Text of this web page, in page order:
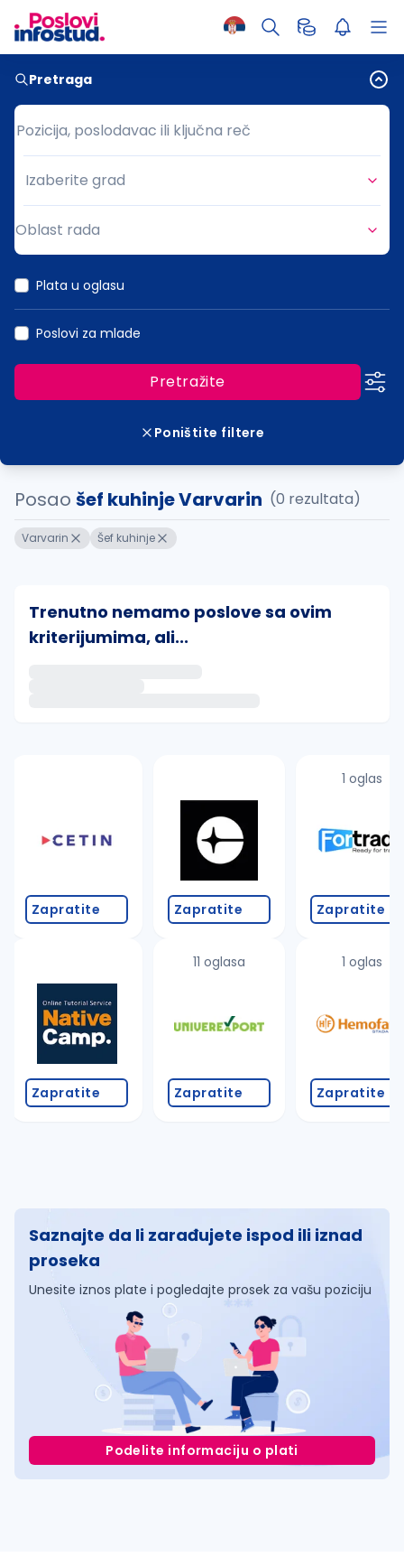
Pretraga
Pozicija, poslodavac ili ključna reč
Pozicija, poslodavac ili ključna reč
Grad
Izaberite grad
Oblast rada
Plata u oglasu
Poslovi za mlade
Pretražite
Poništite filtere
Posao šef kuhinje Varvarin (0 rezultata)
Varvarin Šef kuhinje
Trenutno nemamo poslove sa ovim
kriterijumima, ali...
proverite pravopisne greške (koristite č, ć, š, đ,
povećajte radijus za odabrani grad
promenite odabrane filtere pretrage
Zapratite
Zapratite
Zapratite
11 oglasa
Zapratite
1 oglas
Zapratite
1 oglas
Zapratite
Saznajte da li zarađujete ispod ili iznad
proseka
Unesite iznos plate i pogledajte prosek za vašu poziciju
Podelite informaciju o plati